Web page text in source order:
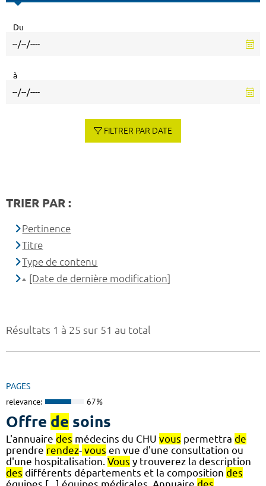
Résultats 1 à 25 sur 51 au total
PAGES
relevance: 67%
Offre de soins
L'annuaire des médecins du CHU vous permettra de
prendre rendez- vous en vue d'une consultation ou
d'une hospitalisation. Vous y trouverez la description
des différents départements et la composition des
Du
à
FILTRER PAR DATE
TRIER PAR :
Pertinence
Titre
Type de contenu
[Date de dernière modification]